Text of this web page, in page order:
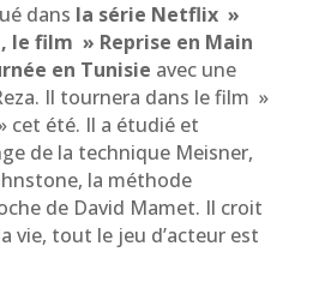
dans la série Netflix »
le film » Reprise en Main
en Tunisie avec une
Il tournera dans le film »
cet été. Il a étudié et
de la technique Meisner,
la méthode
de David Mamet. Il croit
vie, tout le jeu d’acteur est